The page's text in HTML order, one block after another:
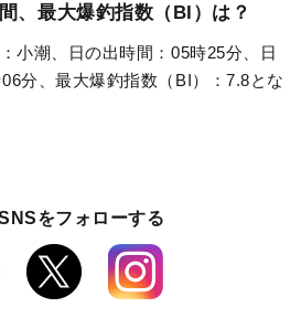
、最大爆釣指数（BI）は？
小潮、日の出時間：05時25分、日
分、最大爆釣指数（BI）：7.8とな
をフォローする